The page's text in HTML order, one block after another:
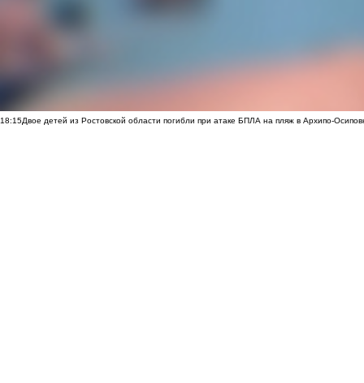
18:15Двое детей из Ростовской области погибли при атаке БПЛА на пляж в Архипо-